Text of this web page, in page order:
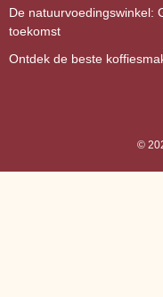
De natuurvoedingswinkel:
toekomst
Ontdek de beste
©